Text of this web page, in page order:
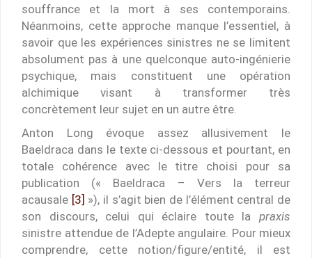
souffrance et la mort à ses contemporains.
Néanmoins, cette approche manque l’essentiel, à
savoir que les expériences sinistres ne se limitent
absolument pas à une quelconque auto-ingénierie
psychique, mais constituent une opération
alchimique visant à transformer très
concrètement leur sujet en un autre être.
Anton Long évoque assez allusivement le
Baeldraca dans le texte ci-dessous et pourtant, en
totale cohérence avec le titre choisi pour sa
publication (« Baeldraca – Vers la terreur
acausale [3] »), il s’agit bien de l’élément central de
son discours, celui qui éclaire toute la praxis
sinistre attendue de l’Adepte angulaire. Pour mieux
comprendre, cette notion/figure/entité, il est